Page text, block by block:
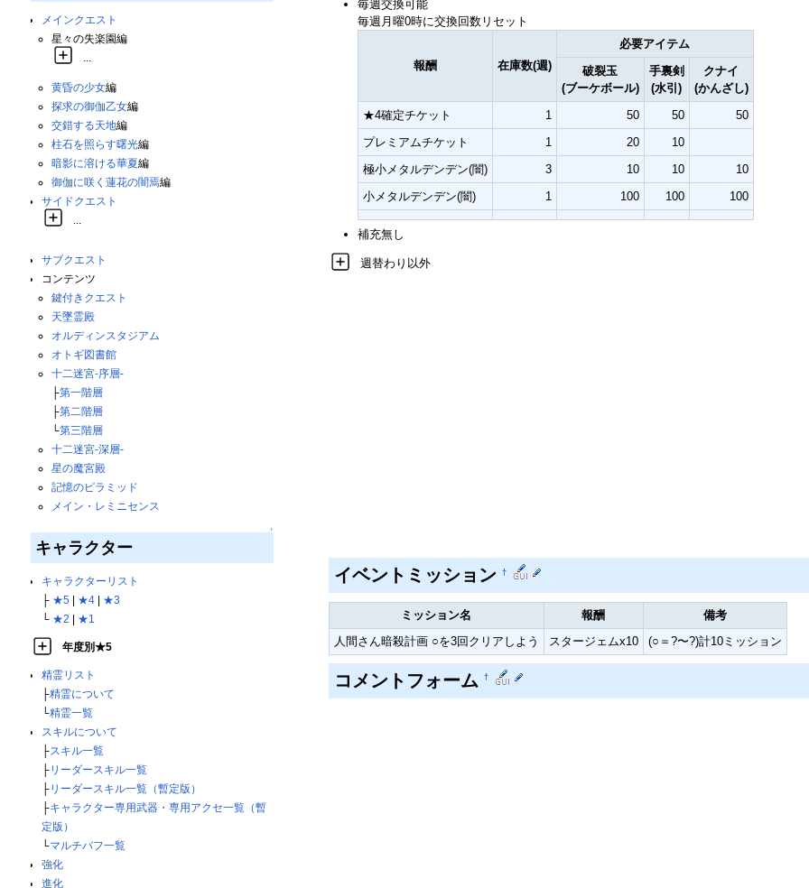
メインクエスト
星々の失楽園編
黄昏の少女編
探求の御伽乙女編
交錯する天地編
柱石を照らす曙光編
暗影に溶ける華夏編
御伽に咲く蓮花の闇焉編
サイドクエスト
サブクエスト
コンテンツ
鍵付きクエスト
天墜霊殿
オルディンスタジアム
オトギ図書館
十二迷宮-序層-
├第一階層
├第二階層
└第三階層
十二迷宮-深層-
星の魔宮殿
記憶のピラミッド
メイン・レミニセンス
↑
キャラクター
キャラクターリスト
├ ★5| ★4|
★3
└ ★2 ★1
年度別★5
精霊リスト
├精霊について
└精霊一覧
スキルについて
├スキル一覧
├リーダースキル一覧
├リーダースキル一覧（暫定版）
├キャラクター専用武器・専用アクセ一覧（暫
定版）
└マルチバフ一覧
強化
進化
毎週交換可能
毎週月曜0時に交換回数リセット
報酬 在庫数(週)
必要アイテム
破裂玉
(ブーケボール)
手裏剣
(水引)
クナイ
(かんざし)
★4確定チケット
1 50 50
50
プレミアムチケット
1 20
10
極小メタルデンデン(闇)
3 10 10
10
小メタルデンデン(闇)
1 100 100 100
補充無し
週替わり以外
イベントミッション †
ミッション名 報酬
備考
人間さん暗殺計画 ○を3回クリアしよう
スタージェムx10 (○＝?〜?)計10ミッション
コメントフォーム †